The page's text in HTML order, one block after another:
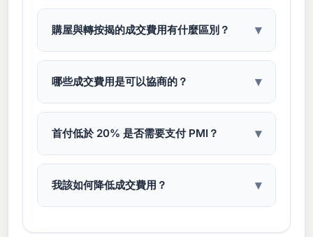
成交費用通常介於購屋價格的 2% 到 5% 之
間。對於一棟 35 萬美元的房產，預計需支付
7,000 到 17,500 美元的成交費用。這些費用包
括貸款機構費用（發放、核貸、評估）、產權保
稅代管等預付項目。
購屋與轉按揭的成交費用有什麼區別？ ▾
轉按揭的成交費用通常低於購屋成交費用，因為
您可以省去轉讓稅和業主產權保險。轉按揭通常
花費貸款金額的 1.5% 到 3%，而購屋則為房價
的 2% 到 5%。但是，貸款機構費用、評估費和
哪些成交費用是可以協商的？ ▾
有幾項成交費用是可以協商的：貸款發放費、申
請費、結算/成交手續費以及產權保險（您可以貨
比三家）。您也可以要求賣方分擔部分成交費
用。貸款機構積分是另一種選擇，您可以接受稍
首付低於 20% 是否需要支付 PMI？ ▾
是的，在傳統貸款中，如果您的首付低於
20%，通常需要支付私人抵押貸款保險 (PMI)。
PMI 費用通常為每年貸款金額的 0.3% 到
1.2%。一旦您的房屋淨值達到 20%，您可以申
我該如何降低成交費用？ ▾
求減免，2) 貨比三家選擇產權保險和結算服務，